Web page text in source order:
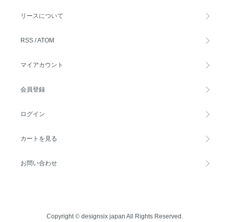
リースについて
RSS /ATOM
マイアカウント
会員登録
ログイン
カートを見る
お問い合わせ
Copyright©designsix japan All Rights Reserved.